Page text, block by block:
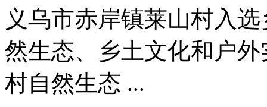
义乌市赤岸镇莱山村入
然生态、乡土文化和户
村自然生态 ...